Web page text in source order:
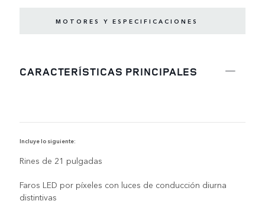
MOTORES Y ESPECIFICACIONES
CARACTERÍSTICAS PRINCIPALES
Incluye lo siguiente:
Rines de 21 pulgadas
Faros LED por píxeles con luces de conducción diurna
distintivas